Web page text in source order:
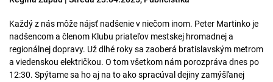
Každý z nás môže nájsť nadšenie v niečom inom. Peter Martinko je
nadšencom a členom Klubu priateľov mestskej hromadnej a
regionálnej dopravy. Už dlhé roky sa zaoberá bratislavským metrom
a viedenskou električkou. O tom všetkom nám porozpráva dnes po
12:30. Spýtame sa ho aj na to ako spracúval dejiny zamýšľanej